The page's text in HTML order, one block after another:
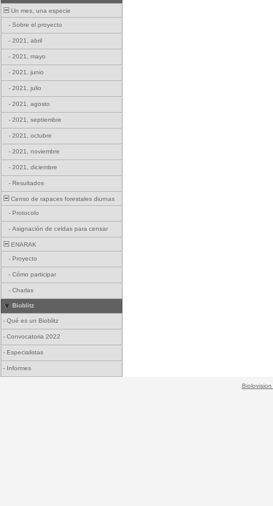
Un mes, una especie
- Sobre el proyecto
- 2021, abril
- 2021, mayo
- 2021, junio
- 2021, julio
- 2021, agosto
- 2021, septiembre
- 2021, octubre
- 2021, noviembre
- 2021, diciembre
- Resultados
Censo de rapaces forestales diurnas
- Protocolo
- Asignación de celdas para censar
ENARAK
- Proyecto
- Cómo participar
- Charlas
Bioblitz
- Qué es un Bioblitz
- Convocatoria 2022
- Especialistas
- Informes
Biolovision